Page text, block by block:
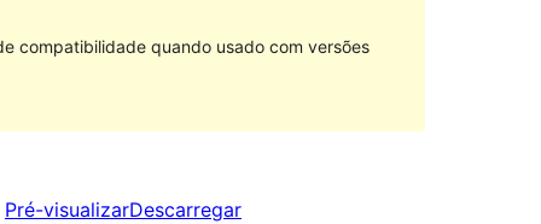
compatibilidade quando usado com versões
Pré-visualizarDescarregar